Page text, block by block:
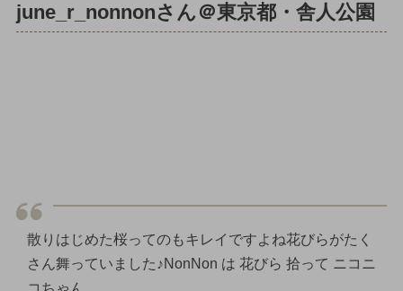
june_r_nonnonさん＠東京都・舎人公園
散りはじめた桜ってのもキレイですよね花びらがたく
さん舞っていました♪NonNon は 花びら 拾って ニコニ